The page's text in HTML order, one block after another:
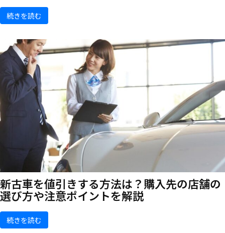
続きを読む
新古車を値引きする方法は？購入先の店舗の
選び方や注意ポイントを解説
続きを読む